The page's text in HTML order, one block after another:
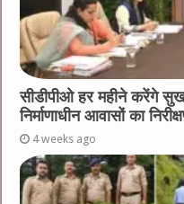
सीडीपीओ हर महीने करेंगे
निर्माणाधीन आवासों का
4 weeks ago